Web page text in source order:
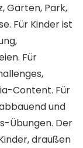
Garten, Park,
Für Kinder ist
Für
Content. Für
und
Übungen. Der
draußen